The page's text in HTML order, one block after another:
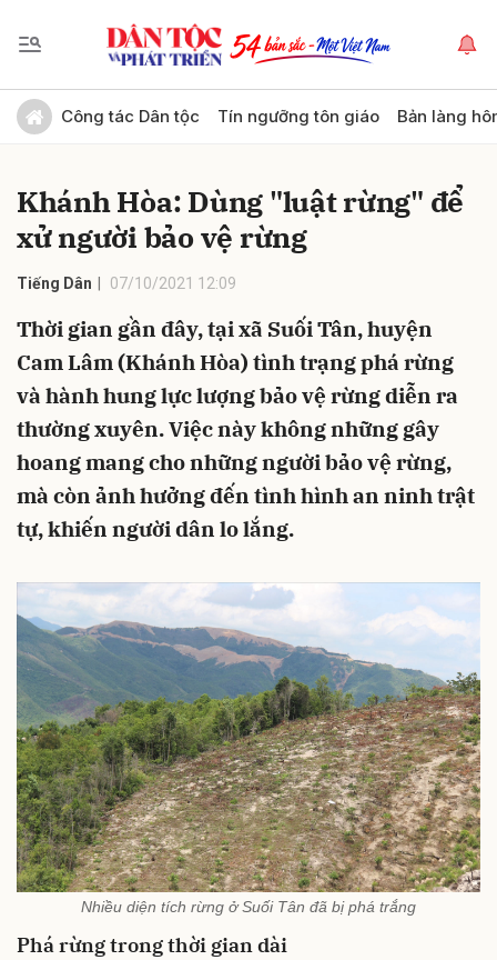
Công tác Dân tộc Tín ngưỡng tôn giáo Bản làng
Khánh Hòa: Dùng "luật rừng" để
xử người bảo vệ rừng
Tiếng Dân 07/10/2021 12:09
Thời gian gần đây, tại xã Suối Tân, huyện
Cam Lâm (Khánh Hòa) tình trạng phá rừng
và hành hung lực lượng bảo vệ rừng diễn ra
thường xuyên. Việc này không những gây
hoang mang cho những người bảo vệ rừng,
mà còn ảnh hưởng đến tình hình an ninh trật
tự, khiến người dân lo lắng.
Nhiều diện tích rừng ở Suối Tân đã bị phá trắng
Phá rừng trong thời gian dài
Gửi bình luận
Hủy Gửi